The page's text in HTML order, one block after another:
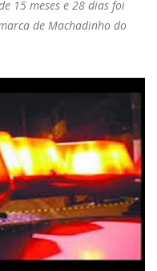
15 meses e 28 dias foi
de Machadinho do